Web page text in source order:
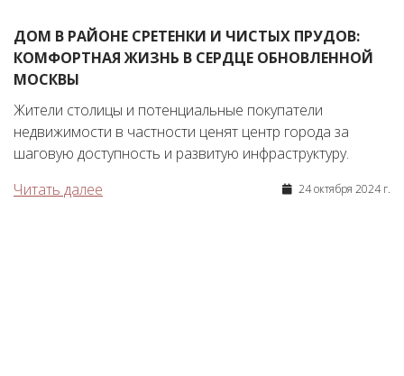
ДОМ В РАЙОНЕ СРЕТЕНКИ И ЧИСТЫХ ПРУДОВ:
КОМФОРТНАЯ ЖИЗНЬ В СЕРДЦЕ ОБНОВЛЕННОЙ
МОСКВЫ
Жители столицы и потенциальные покупатели
недвижимости в частности ценят центр города за
шаговую доступность и развитую инфраструктуру.
Читать далее
24 октября 2024 г.